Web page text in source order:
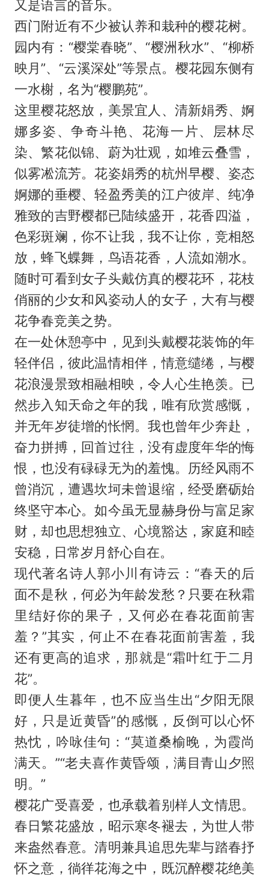
又是语言的音乐。
西门附近有不少被认养和栽种的樱花树。
园内有：“樱棠春晓”、“樱洲秋水”、“柳桥
映月”、“云溪深处”等景点。樱花园东侧有
一水榭，名为“樱鹏苑”。
这里樱花怒放，美景宜人、清新娟秀、婀
娜多姿、争奇斗艳、花海一片、层林尽
染、繁花似锦、蔚为壮观，如堆云叠雪，
似雾凇流芳。花姿娟秀的杭州早樱、姿态
婀娜的垂樱、轻盈秀美的江户彼岸、纯净
雅致的吉野樱都已陆续盛开，花香四溢，
色彩斑斓，你不让我，我不让你，竞相怒
放，蜂飞蝶舞，鸟语花香，人流如潮水。
随时可看到女子头戴仿真的樱花环，花枝
俏丽的少女和风姿动人的女子，大有与樱
花争春竞美之势。
在一处休憩亭中，见到头戴樱花装饰的年
轻伴侣，彼此温情相伴，情意缱绻，与樱
花浪漫景致相融相映，令人心生艳羡。已
然步入知天命之年的我，唯有欣赏感慨，
并无年岁徒增的怅惘。我也曾年少奔赴，
奋力拼搏，回首过往，没有虚度年华的悔
恨，也没有碌碌无为的羞愧。历经风雨不
曾消沉，遭遇坎坷未曾退缩，经受磨砺始
终坚守本心。如今虽无显赫身份与富足家
财，却也思想独立、心境豁达，家庭和睦
安稳，日常岁月舒心自在。
现代著名诗人郭小川有诗云：“春天的后
面不是秋，何必为年龄发愁？只要在秋霜
里结好你的果子，又何必在春花面前害
羞？”其实，何止不在春花面前害羞，我
还有更高的追求，那就是“霜叶红于二月
花”。
即便人生暮年，也不应当生出“夕阳无限
好，只是近黄昏”的感慨，反倒可以心怀
热忱，吟咏佳句：“莫道桑榆晚，为霞尚
满天。”“老夫喜作黄昏颂，满目青山夕照
明。”
樱花广受喜爱，也承载着别样人文情思。
春日繁花盛放，昭示寒冬褪去，为世人带
来盎然春意。清明兼具追思先辈与踏春抒
怀之意，徜徉花海之中，既沉醉樱花绝美